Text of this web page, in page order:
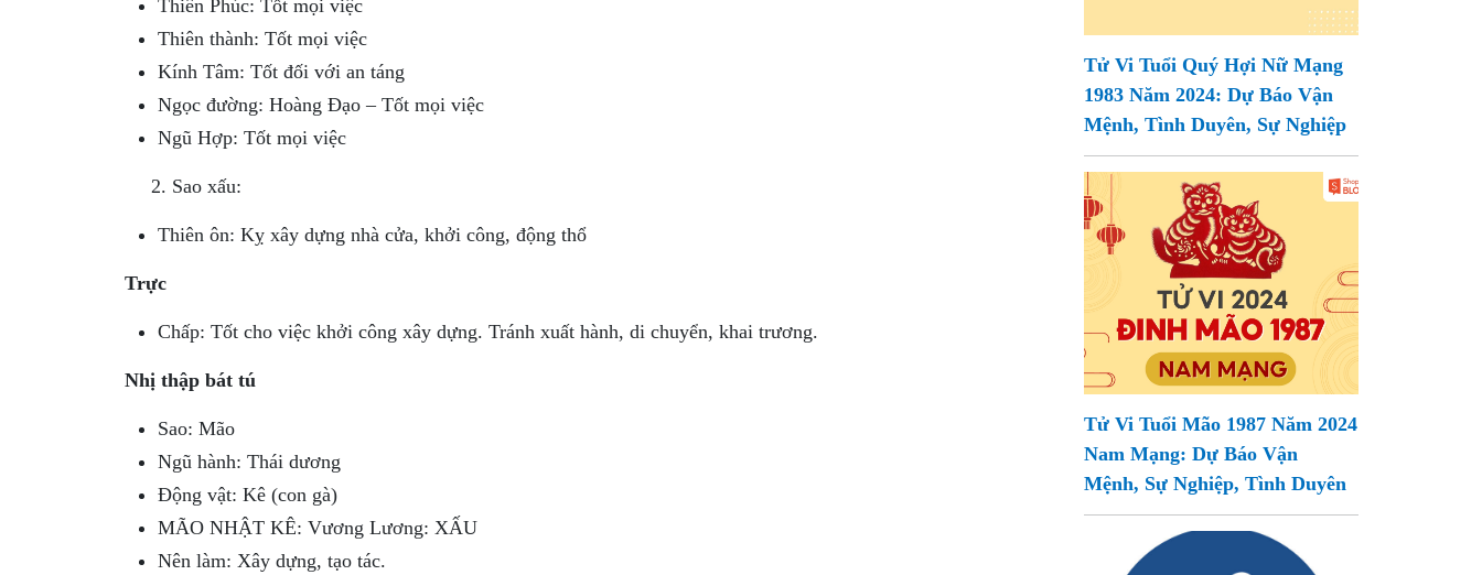
Thiên Phúc: Tốt mọi việc
Thiên thành: Tốt mọi việc
Kính Tâm: Tốt đối với an táng
Ngọc đường: Hoàng Đạo – Tốt mọi việc
Ngũ Hợp: Tốt mọi việc
Sao xấu:
Thiên ôn: Kỵ xây dựng nhà cửa, khởi công, động thổ
Trực
Chấp: Tốt cho việc khởi công xây dựng. Tránh xuất hành, di chuyển, khai trương.
Nhị thập bát tú
Sao: Mão
Ngũ hành: Thái dương
Động vật: Kê (con gà)
MÃO NHẬT KÊ: Vương Lương: XẤU
Nên làm: Xây dựng, tạo tác.
Tử Vi Tuổi Quý Hợi Nữ Mạng
1983 Năm 2024: Dự Báo Vận
Mệnh, Tình Duyên, Sự Nghiệp
Tử Vi Tuổi Mão 1987 Năm 2024
Nam Mạng: Dự Báo Vận
Mệnh, Sự Nghiệp, Tình Duyên